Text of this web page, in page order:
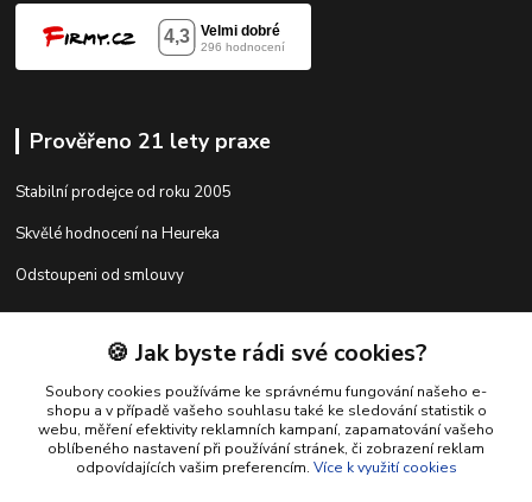
Prověřeno 21 lety praxe
Stabilní prodejce od roku 2005
Skvělé hodnocení na Heureka
Odstoupeni od smlouvy
Kontakty
shop@racing-tuning-shop.cz
🍪 Jak byste rádi své cookies?
Soubory cookies používáme ke správnému fungování našeho e-
shopu a v případě vašeho souhlasu také ke sledování statistik o
webu, měření efektivity reklamních kampaní, zapamatování vašeho
oblíbeného nastavení při používání stránek, či zobrazení reklam
odpovídajících vašim preferencím. Více k využití cookies